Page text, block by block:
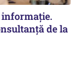
de la